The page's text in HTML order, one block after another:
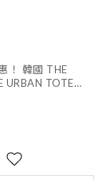
！ 韓國 THE
URBAN TOTE
男女同款